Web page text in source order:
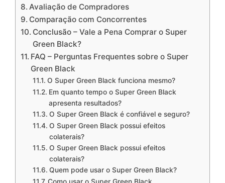
Avaliação de Compradores
Comparação com Concorrentes
Conclusão – Vale a Pena Comprar o Super
Green Black?
FAQ – Perguntas Frequentes sobre o Super
Green Black
O Super Green Black funciona mesmo?
Em quanto tempo o Super Green Black
apresenta resultados?
O Super Green Black é confiável e seguro?
O Super Green Black possui efeitos
colaterais?
O Super Green Black possui efeitos
colaterais?
Quem pode usar o Super Green Black?